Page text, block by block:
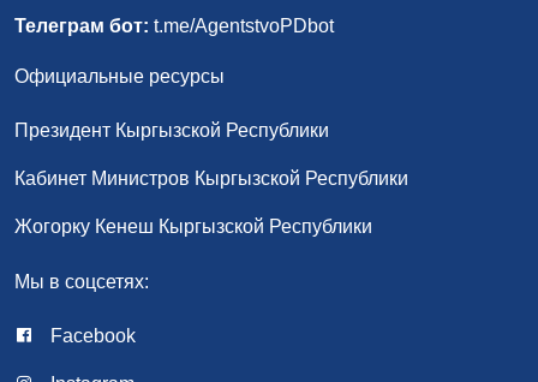
Телеграм бот: t.me/AgentstvoPDbot
Официальные ресурсы
Президент Кыргызской Республики
Кабинет Министров Кыргызской Республики
Жогорку Кенеш Кыргызской Республики
Мы в соцсетях:
Facebook